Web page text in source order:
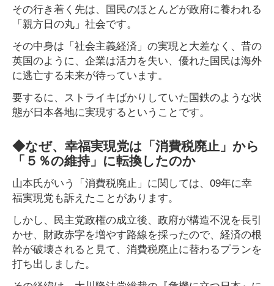
その行き着く先は、国民のほとんどが政府に養われる
「親方日の丸」社会です。
その中身は「社会主義経済」の実現と大差なく、昔の
英国のように、企業は活力を失い、優れた国民は海外
に逃亡する未来が待っています。
要するに、ストライキばかりしていた国鉄のような状
態が日本各地に実現するということです。
◆なぜ、幸福実現党は「消費税廃止」から
「５％の維持」に転換したのか
山本氏がいう「消費税廃止」に関しては、09年に幸
福実現党も訴えたことがあります。
しかし、民主党政権の成立後、政府が構造不況を長引
かせ、財政赤字を増やす路線を採ったので、経済の根
幹が破壊されると見て、消費税廃止に替わるプランを
打ち出しました。